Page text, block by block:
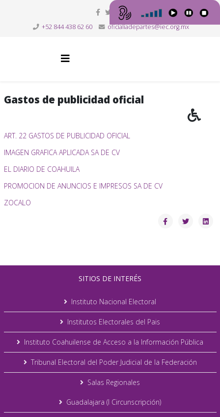
+52 844 438 62 60 oficialiadepartes@iec.org.mx
Gastos de publicidad oficial
ART. 22 GASTOS DE PUBLICIDAD OFICIAL
IMAGEN GRAFICA APLICADA SA DE CV
EL DIARIO DE COAHUILA
PROMOCION DE ANUNCIOS E IMPRESOS SA DE CV
ZOCALO
SITIOS DE INTERÉS
Instituto Nacional Electoral
Institutos Electorales del Pais
Instituto Coahuilense de Acceso a la Información Pública
Tribunal Electoral del Poder Judicial de la Federación
Salas Regionales
Guadalajara (I Circunscripción)